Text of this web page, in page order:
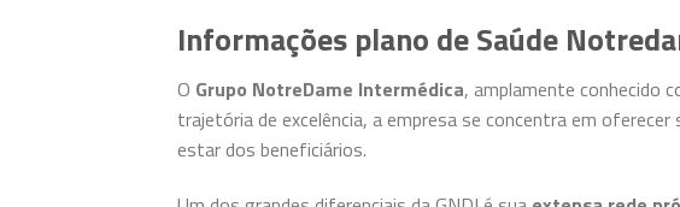
Informações plano de Saúde
O Grupo NotreDame Intermédica, amplamente conhecido
trajetória de excelência, a empresa se concentra em
estar dos beneficiários.